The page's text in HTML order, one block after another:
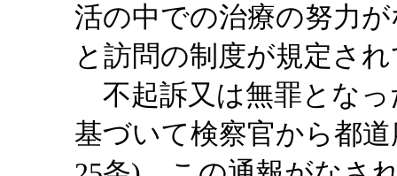
活の中での治療の努力
と訪問の制度が規定さ
不起訴又は無罪となっ
基づいて検察官から都